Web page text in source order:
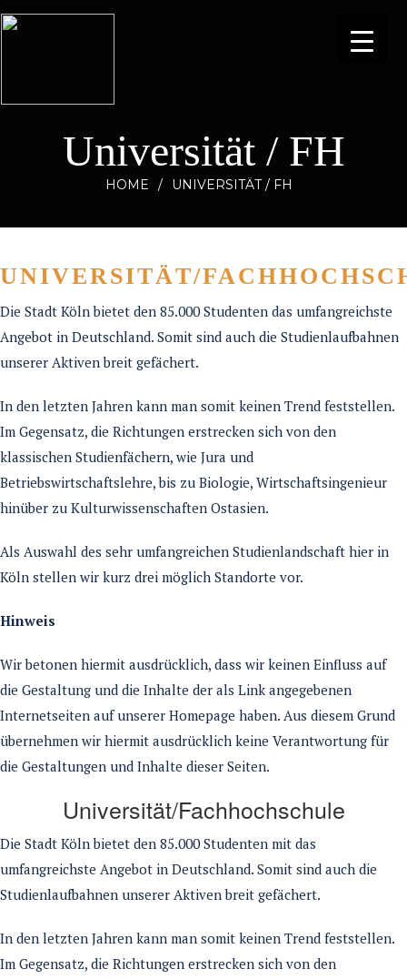
Universität / FH
HOME / UNIVERSITÄT / FH
UNIVERSITÄT/
Die Stadt Köln bietet den 85.000 Studenten das umfangreichste
Angebot in Deutschland. Somit sind auch die Studienlaufbahnen
unserer Aktiven breit gefächert.
In den letzten Jahren kann man somit keinen Trend feststellen.
Im Gegensatz, die Richtungen erstrecken sich von den
klassischen Studienfächern, wie Jura und
Betriebswirtschaftslehre, bis zu Biologie, Wirtschaftsingenieur
hinüber zu Kulturwissenschaften Ostasien.
Als Auswahl des sehr umfangreichen Studienlandschaft hier in
Köln stellen wir kurz drei möglich Standorte vor.
Hinweis
Wir betonen hiermit ausdrücklich, dass wir keinen Einfluss auf
die Gestaltung und die Inhalte der als Link angegebenen
Internetseiten auf unserer Homepage haben. Aus diesem Grund
übernehmen wir hiermit ausdrücklich keine Verantwortung für
die Gestaltungen und Inhalte dieser Seiten.
Universität/Fachhochschule
Die Stadt Köln bietet den 85.000 Studenten mit das
umfangreichste Angebot in Deutschland. Somit sind auch die
Studienlaufbahnen unserer Aktiven breit gefächert.
In den letzten Jahren kann man somit keinen Trend feststellen.
Im Gegensatz, die Richtungen erstrecken sich von den